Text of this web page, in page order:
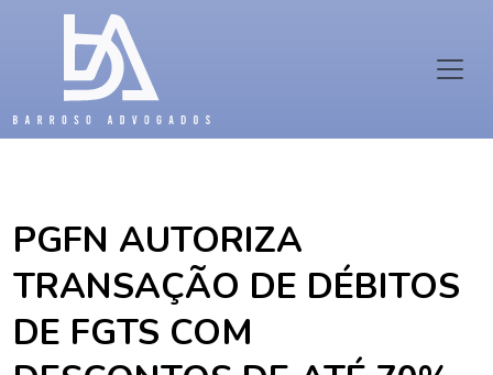
PGFN AUTORIZA
TRANSAÇÃO DE DÉBITOS
DE FGTS COM